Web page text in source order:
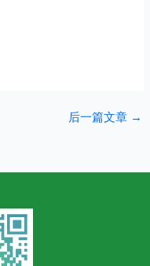
后一篇文章 →